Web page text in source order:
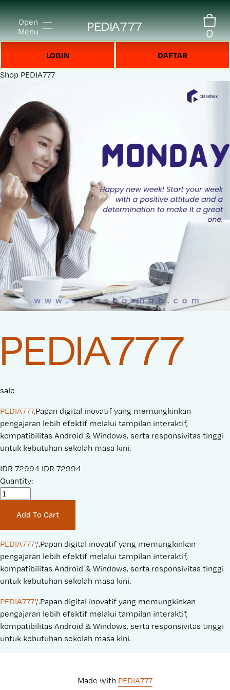
Open
Menu
PEDIA777 0
LOGIN DAFTAR
Shop PEDIA777
PEDIA777
sale
PEDIA777,Papan digital inovatif yang memungkinkan
pengajaran lebih efektif melalui tampilan interaktif,
kompatibilitas Android & Windows, serta responsivitas tinggi
untuk kebutuhan sekolah masa kini.
S
a
r
i
c
e
:
IDR 72994 O
n
a
l
P
r
c
e
:
IDR 72994
Quantity:
Add To Cart
PEDIA777','.Papan digital inovatif yang memungkinkan
pengajaran lebih efektif melalui tampilan interaktif,
kompatibilitas Android & Windows, serta responsivitas tinggi
untuk kebutuhan sekolah masa kini.
PEDIA777','.Papan digital inovatif yang memungkinkan
pengajaran lebih efektif melalui tampilan interaktif,
kompatibilitas Android & Windows, serta responsivitas tinggi
untuk kebutuhan sekolah masa kini.
Made with PEDIA777